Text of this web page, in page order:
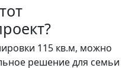
115 кв.м, можно
решение для семьи